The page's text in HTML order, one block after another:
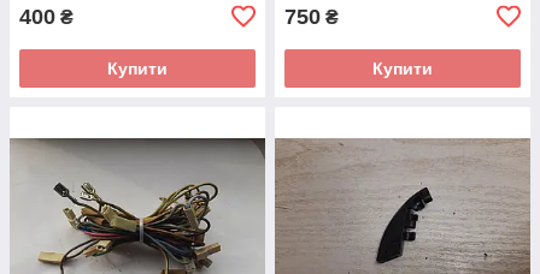
400 ₴
Купити
750 ₴
Купити